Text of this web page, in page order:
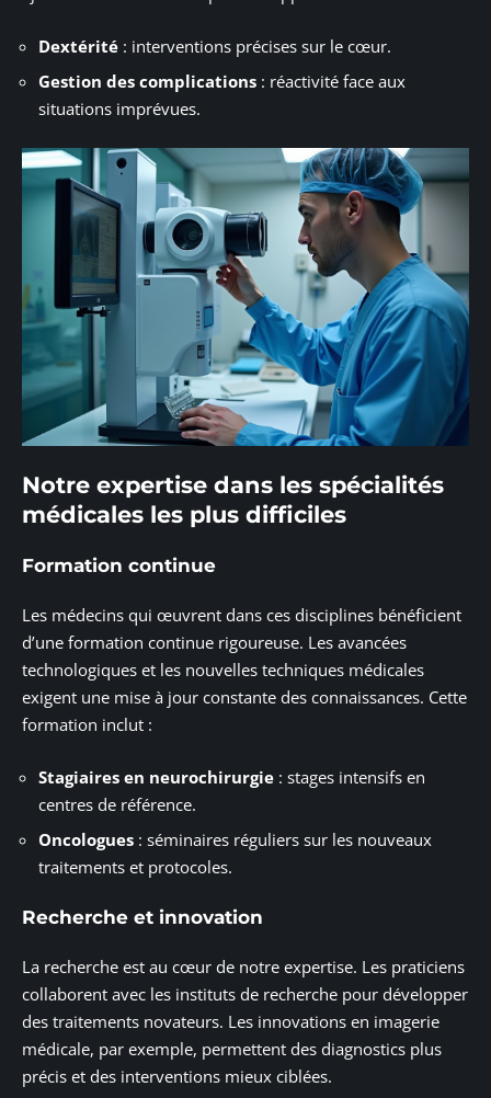
Dextérité : interventions précises sur le cœur.
Gestion des complications : réactivité face aux
situations imprévues.
Notre expertise dans les spécialités
médicales les plus difficiles
Formation continue
Les médecins qui œuvrent dans ces disciplines bénéficient
d’une formation continue rigoureuse. Les avancées
technologiques et les nouvelles techniques médicales
exigent une mise à jour constante des connaissances. Cette
formation inclut :
Stagiaires en neurochirurgie : stages intensifs en
centres de référence.
Oncologues : séminaires réguliers sur les nouveaux
traitements et protocoles.
Recherche et innovation
La recherche est au cœur de notre expertise. Les praticiens
collaborent avec les instituts de recherche pour développer
des traitements novateurs. Les innovations en imagerie
médicale, par exemple, permettent des diagnostics plus
précis et des interventions mieux ciblées.